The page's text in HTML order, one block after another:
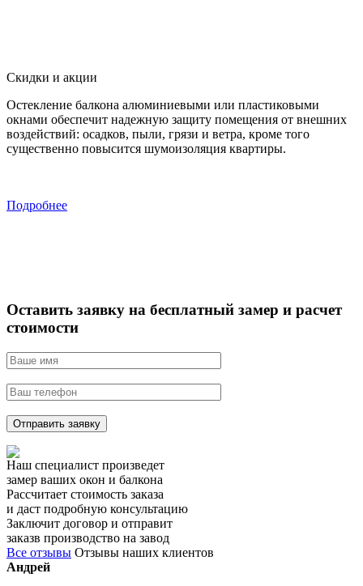
Скидки и акции
Остекление балкона алюминиевыми или пластиковыми
окнами обеспечит надежную защиту помещения от внешних
воздействий: осадков, пыли, грязи и ветра, кроме того
существенно повысится шумоизоляция квартиры.
Подробнее
Оставить заявку на бесплатный замер и расчет
стоимости
Отправить заявку
Наш специалист произведет
замер ваших окон и балкона
Рассчитает стоимость заказа
и даст подробную консультацию
Заключит договор и отправит
заказв производство на завод
Все отзывы Отзывы наших клиентов
Андрей